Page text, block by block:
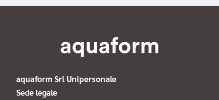
aquaform Srl Unipersonale
Sede legale